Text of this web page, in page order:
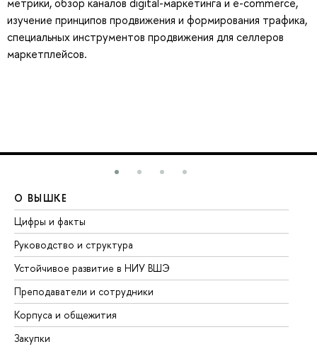
изучение принципов продвижения и формирования трафика,
специальных инструментов продвижения для селлеров
маркетплейсов.
О ВЫШКЕ
Цифры и факты
Руководство и структура
Устойчивое развитие в НИУ ВШЭ
Преподаватели и сотрудники
Корпуса и общежития
Закупки